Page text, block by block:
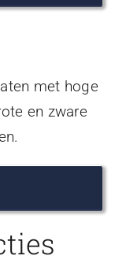
met hoge
en zware